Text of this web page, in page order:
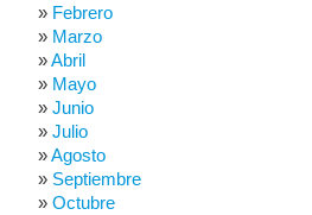
Febrero
Marzo
Abril
Mayo
Junio
Julio
Agosto
Septiembre
Octubre